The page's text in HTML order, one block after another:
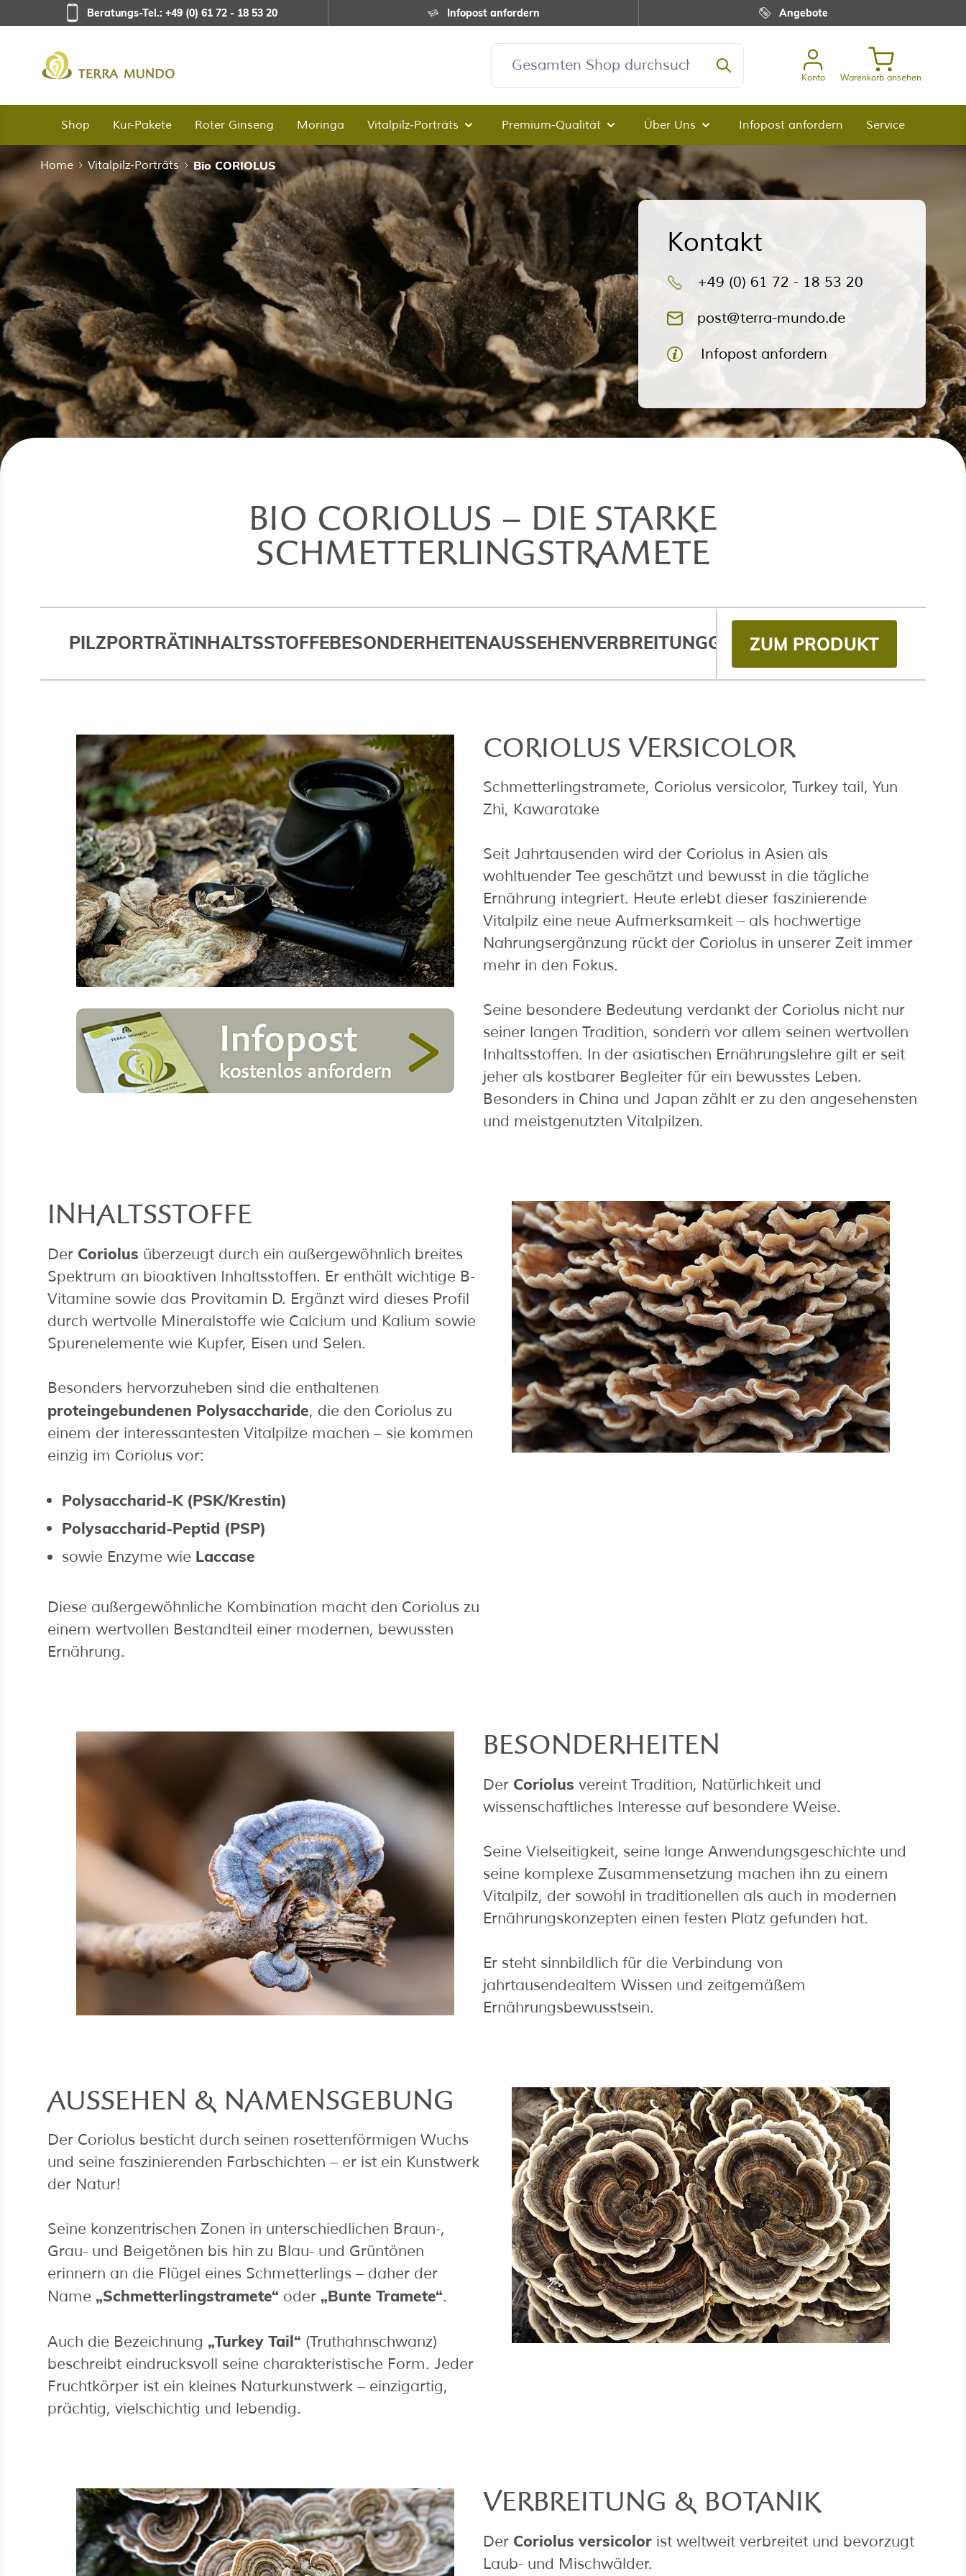
Direkt zum InhaltBeratungs-Tel.: +49 (0) 61 72 - 18 53 20 Infopost anfordern Angebote
Konto Warenkorb ansehen
Shop Kur-Pakete Roter Ginseng Moringa
Vitalpilz-Porträts
Premium-Qualität
Über Uns
Infopost anfordern Service
Home Vitalpilz-Porträts Bio CORIOLUS
Kontakt
+49 (0) 61 72 - 18 53 20
post@terra-mundo.de
Infopost anfordern
BIO CORIOLUS – DIE STARKE
SCHMETTERLINGSTRAMETE
PILZPORTRÄTINHALTSSTOFFEBESONDERHEITENAUSSEHENVERBREITUNGGESCHICHTEKULTIVIERUNG
ZUM PRODUKT
CORIOLUS VERSICOLOR
Schmetterlingstramete, Coriolus versicolor, Turkey tail, Yun
Zhi, Kawaratake
Seit Jahrtausenden wird der Coriolus in Asien als
wohltuender Tee geschätzt und bewusst in die tägliche
Ernährung integriert. Heute erlebt dieser faszinierende
Vitalpilz eine neue Aufmerksamkeit – als hochwertige
Nahrungsergänzung rückt der Coriolus in unserer Zeit immer
mehr in den Fokus.
Seine besondere Bedeutung verdankt der Coriolus nicht nur
seiner langen Tradition, sondern vor allem seinen wertvollen
Inhaltsstoffen. In der asiatischen Ernährungslehre gilt er seit
jeher als kostbarer Begleiter für ein bewusstes Leben.
Besonders in China und Japan zählt er zu den angesehensten
und meistgenutzten Vitalpilzen.
INHALTSSTOFFE
Der Coriolus überzeugt durch ein außergewöhnlich breites
Spektrum an bioaktiven Inhaltsstoffen. Er enthält wichtige B-
Vitamine sowie das Provitamin D. Ergänzt wird dieses Profil
durch wertvolle Mineralstoffe wie Calcium und Kalium sowie
Spurenelemente wie Kupfer, Eisen und Selen.
Besonders hervorzuheben sind die enthaltenen
proteingebundenen Polysaccharide, die den Coriolus zu
einem der interessantesten Vitalpilze machen – sie kommen
einzig im Coriolus vor:
Polysaccharid-K (PSK/Krestin)
Polysaccharid-Peptid (PSP)
sowie Enzyme wie Laccase
Diese außergewöhnliche Kombination macht den Coriolus zu
einem wertvollen Bestandteil einer modernen, bewussten
Ernährung.
BESONDERHEITEN
Der Coriolus vereint Tradition, Natürlichkeit und
wissenschaftliches Interesse auf besondere Weise.
Seine Vielseitigkeit, seine lange Anwendungsgeschichte und
seine komplexe Zusammensetzung machen ihn zu einem
Vitalpilz, der sowohl in traditionellen als auch in modernen
Ernährungskonzepten einen festen Platz gefunden hat.
Er steht sinnbildlich für die Verbindung von
jahrtausendealtem Wissen und zeitgemäßem
Ernährungsbewusstsein.
AUSSEHEN & NAMENSGEBUNG
Der Coriolus besticht durch seinen rosettenförmigen Wuchs
und seine faszinierenden Farbschichten – er ist ein Kunstwerk
der Natur!
Seine konzentrischen Zonen in unterschiedlichen Braun-,
Grau- und Beigetönen bis hin zu Blau- und Grüntönen
erinnern an die Flügel eines Schmetterlings – daher der
Name „Schmetterlingstramete“ oder „Bunte Tramete“.
Auch die Bezeichnung „Turkey Tail“ (Truthahnschwanz)
beschreibt eindrucksvoll seine charakteristische Form. Jeder
Fruchtkörper ist ein kleines Naturkunstwerk – einzigartig,
prächtig, vielschichtig und lebendig.
VERBREITUNG & BOTANIK
Der Coriolus versicolor ist weltweit verbreitet und bevorzugt
Laub- und Mischwälder.